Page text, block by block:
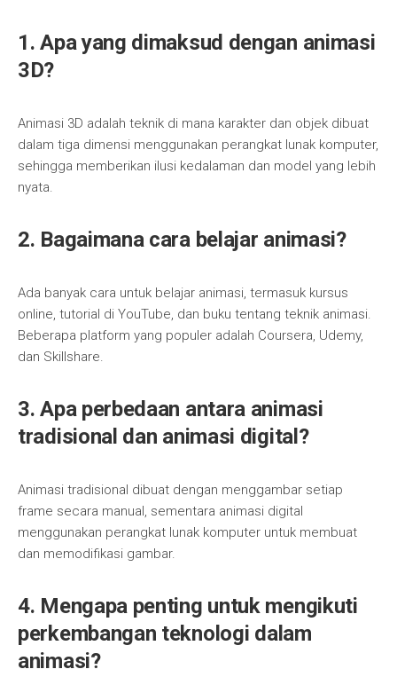
1. Apa yang dimaksud dengan animasi
3D?
Animasi 3D adalah teknik di mana karakter dan objek dibuat
dalam tiga dimensi menggunakan perangkat lunak komputer,
sehingga memberikan ilusi kedalaman dan model yang lebih
nyata.
2. Bagaimana cara belajar animasi?
Ada banyak cara untuk belajar animasi, termasuk kursus
online, tutorial di YouTube, dan buku tentang teknik animasi.
Beberapa platform yang populer adalah Coursera, Udemy,
dan Skillshare.
3. Apa perbedaan antara animasi
tradisional dan animasi digital?
Animasi tradisional dibuat dengan menggambar setiap
frame secara manual, sementara animasi digital
menggunakan perangkat lunak komputer untuk membuat
dan memodifikasi gambar.
4. Mengapa penting untuk mengikuti
perkembangan teknologi dalam
animasi?